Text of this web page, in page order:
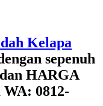
Kelapa
sepenuh
HARGA
0812-